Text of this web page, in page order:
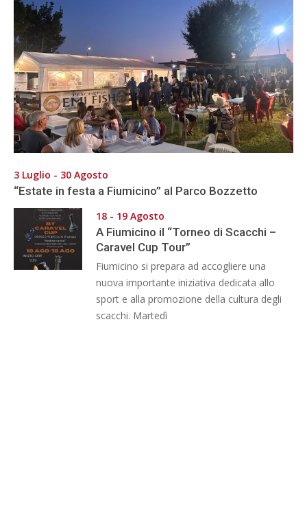
3 Luglio - 30 Agosto
“Estate in festa a Fiumicino” al Parco Bozzetto
18 - 19 Agosto
A Fiumicino il “Torneo di Scacchi –
Caravel Cup Tour”
Fiumicino si prepara ad accogliere una
nuova importante iniziativa dedicata allo
sport e alla promozione della cultura degli
scacchi. Martedì